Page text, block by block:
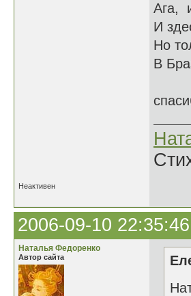
Ага,
И
Но
В
Неактивен
2006-09-10 22:35:46
Наталья Федоренко
Автор сайта